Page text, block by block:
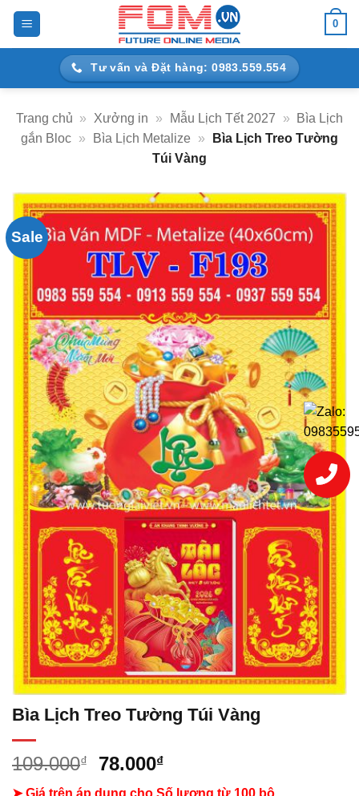
Bỏ
nội
0
Tư vấn và Đặt hàng: 0983.559.554
Trang chủ » Xưởng in » Mẫu Lịch Tết 2027 »
Bìa Lịch
gắn Bloc » Bìa Lịch Metalize »
Bìa Lịch Treo Tường
Túi Vàng
Sale
Bìa Lịch Treo Tường Túi Vàng
109.000₫
Giá
78.000₫Giá
hiện
➤ Giá trên áp dụng cho Số lượng từ 100 bộ